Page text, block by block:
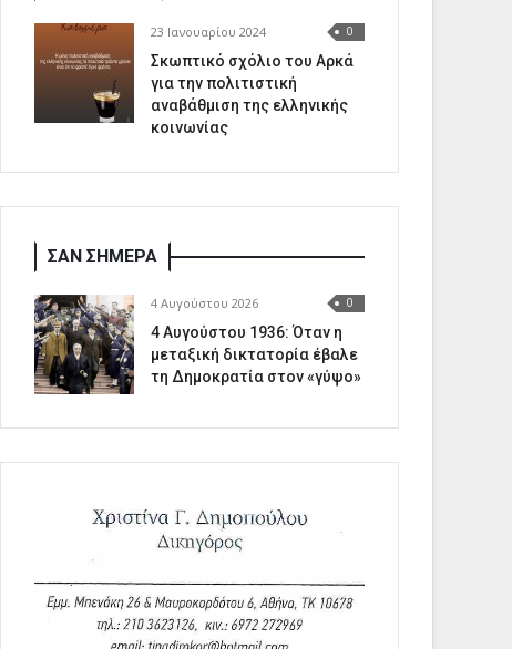
23 Ιανουαρίου 2024 0
Σκωπτικό σχόλιο του Αρκά
για την πολιτιστική
αναβάθμιση της ελληνικής
κοινωνίας
ΣΑΝ ΣΗΜΕΡΑ
4 Αυγούστου 2026 0
4 Αυγούστου 1936: Όταν η
μεταξική δικτατορία έβαλε
τη Δημοκρατία στον «γύψο»